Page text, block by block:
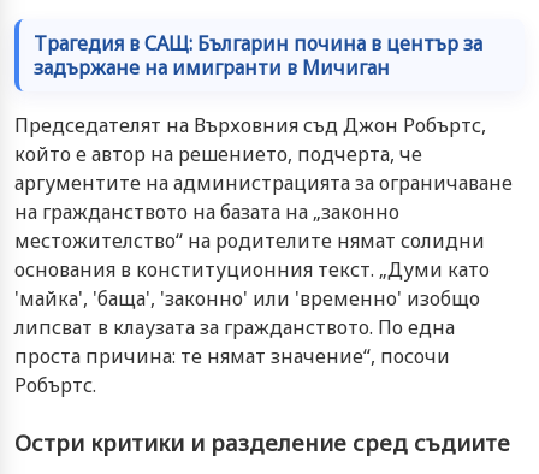
Трагедия в САЩ: Българин почина в център за
задържане на имигранти в Мичиган
Председателят на Върховния съд Джон Робъртс,
който е автор на решението, подчерта, че
аргументите на администрацията за ограничаване
на гражданството на базата на „законно
местожителство“ на родителите нямат солидни
основания в конституционния текст. „Думи като
'майка', 'баща', 'законно' или 'временно' изобщо
липсват в клаузата за гражданството. По една
проста причина: те нямат значение“, посочи
Робъртс.
Остри критики и разделение сред съдиите